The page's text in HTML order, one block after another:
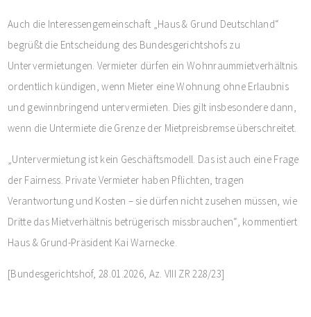
Auch die Interessengemeinschaft „Haus & Grund Deutschland“
begrüßt die Entscheidung des Bundesgerichtshofs zu
Untervermietungen. Vermieter dürfen ein Wohnraummietverhältnis
ordentlich kündigen, wenn Mieter eine Wohnung ohne Erlaubnis
und gewinnbringend untervermieten. Dies gilt insbesondere dann,
wenn die Untermiete die Grenze der Mietpreisbremse überschreitet.
„Untervermietung ist kein Geschäftsmodell. Das ist auch eine Frage
der Fairness. Private Vermieter haben Pflichten, tragen
Verantwortung und Kosten – sie dürfen nicht zusehen müssen, wie
Dritte das Mietverhältnis betrügerisch missbrauchen“, kommentiert
Haus & Grund-Präsident Kai Warnecke.
[Bundesgerichtshof, 28.01.2026, Az. VIII ZR 228/23]